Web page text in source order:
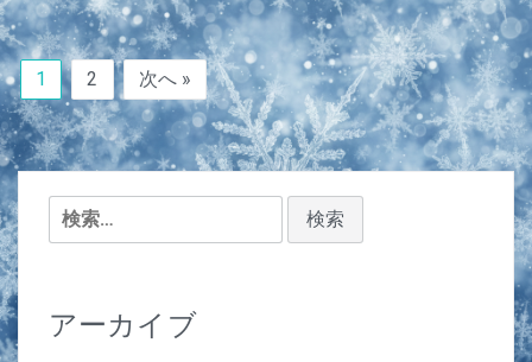
1 2 次へ »
検
索:
アーカイブ